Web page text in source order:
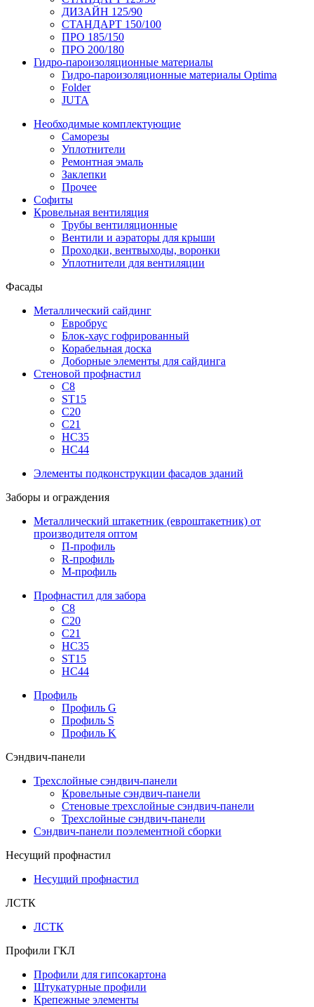
ДИЗАЙН 125/90
СТАНДАРТ 150/100
ПРО 185/150
ПРО 200/180
Гидро-пароизоляционные материалы
Гидро-пароизоляционные материалы Optima
Folder
JUTA
Необходимые комплектующие
Саморезы
Уплотнители
Ремонтная эмаль
Заклепки
Прочее
Софиты
Кровельная вентиляция
Трубы вентиляционные
Вентили и аэраторы для крыши
Проходки, вентвыходы, воронки
Уплотнители для вентиляции
Фасады
Металлический сайдинг
Евробрус
Блок-хаус гофрированный
Корабельная доска
Доборные элементы для сайдинга
Стеновой профнастил
С8
ST15
С20
С21
НС35
НС44
Элементы подконструкции фасадов зданий
Заборы и ограждения
Металлический штакетник (евроштакетник) от
производителя оптом
П-профиль
R-профиль
М-профиль
Профнастил для забора
С8
С20
С21
НС35
ST15
НС44
Профиль
Профиль G
Профиль S
Профиль K
Сэндвич-панели
Трехслойные сэндвич-панели
Кровельные сэндвич-панели
Стеновые трехслойные сэндвич-панели
Трехслойные сэндвич-панели
Сэндвич-панели поэлементной сборки
Несущий профнастил
Несущий профнастил
ЛСТК
ЛСТК
Профили ГКЛ
Профили для гипсокартона
Штукатурные профили
Крепежные элементы